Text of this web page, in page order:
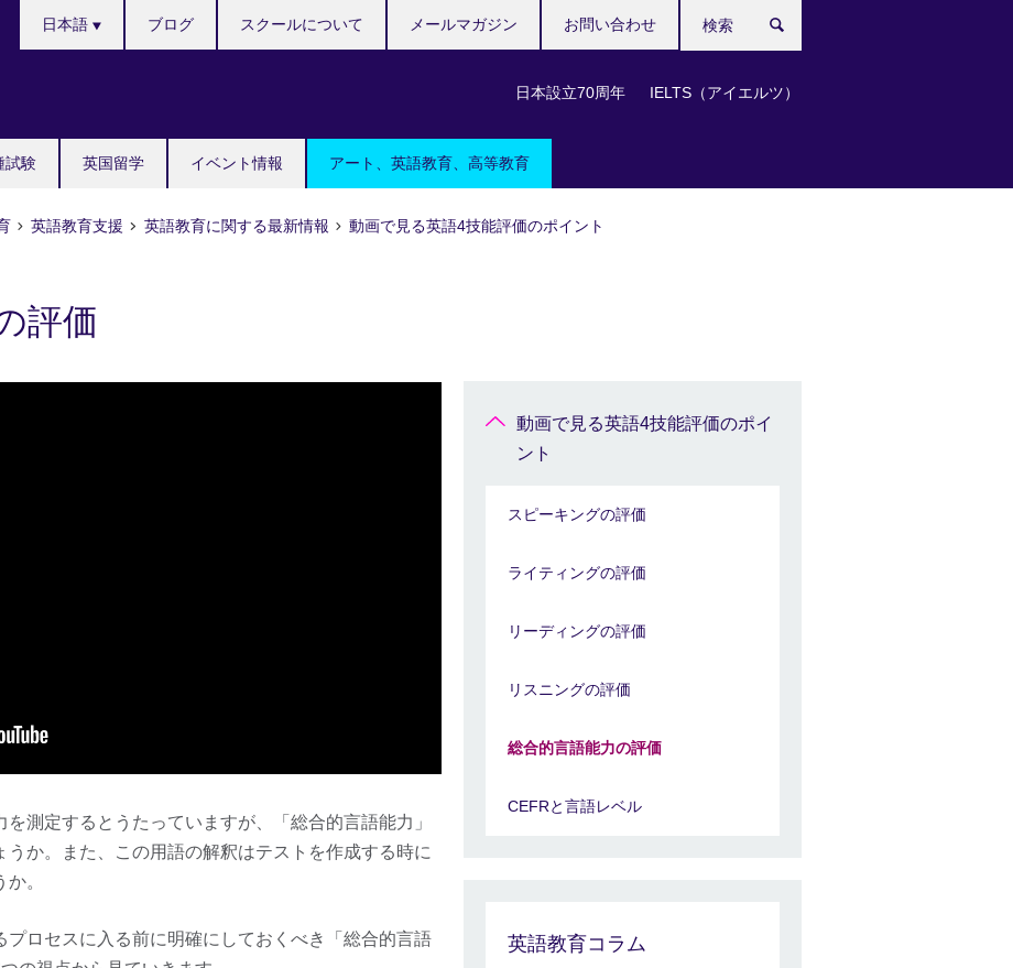
試験 英国留学 イベント情報 アート、英語教育、高等教育
Languages
日本語
日本設立70周年 IELTS（アイエルツ）
ブログ スクールについて メールマガジン お問い合わせ
索
英語教育支援 英語教育に関する最新情報 動画で見る英語4技能評価のポイント
評価
測定するとうたっていますが、「総合的言語能力」
うか。また、この用語の解釈はテストを作成する時に
。
プロセスに入る前に明確にしておくべき「総合的言語
動画で見る英語4技能評価のポイ
ント
スピーキングの評価
ライティングの評価
リーディングの評価
リスニングの評価
総合的言語能力の評価
CEFRと言語レベル
英語教育コラム